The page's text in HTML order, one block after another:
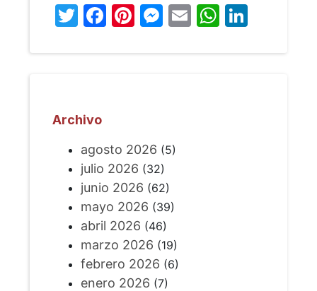
Twitter
Facebook
Pinterest
Messenger
Email
Archivo
agosto 2026 (5)
julio 2026 (32)
junio 2026 (62)
mayo 2026 (39)
abril 2026 (46)
marzo 2026 (19)
febrero 2026 (6)
enero 2026 (7)